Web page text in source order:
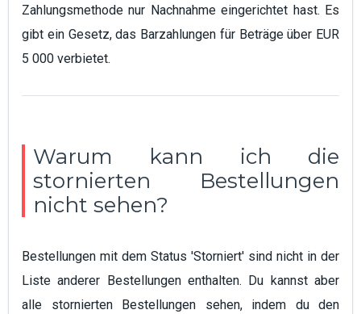
Zahlungsmethode nur Nachnahme eingerichtet hast. Es
gibt ein Gesetz, das Barzahlungen für Beträge über EUR
5 000 verbietet.
Warum kann ich die
stornierten Bestellungen
nicht sehen?
Bestellungen mit dem Status 'Storniert' sind nicht in der
Liste anderer Bestellungen enthalten. Du kannst aber
alle stornierten Bestellungen sehen, indem du den